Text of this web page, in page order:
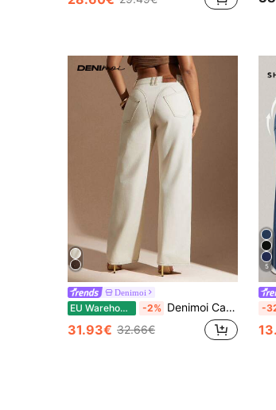
Denimoi
EU Warehouse -2% Denimoi Casual damesjeans met wijde pijpen, minimalistisch en veelzijdig, effen kleur, geschikt voor dagelijks gebruik en woon-werkverkeer.
31.93€ 32.66€
5
-